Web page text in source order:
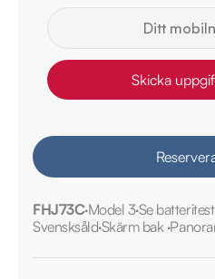
Skicka
FHJ73CModel 3Se
SvensksåldSkärm bak